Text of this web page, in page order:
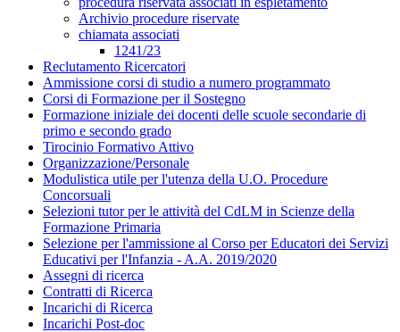
Archivio procedure riservate
chiamata associati
1241/23
Reclutamento Ricercatori
Ammissione corsi di studio a numero programmato
Corsi di Formazione per il Sostegno
Formazione iniziale dei docenti delle scuole secondarie di
primo e secondo grado
Tirocinio Formativo Attivo
Organizzazione/Personale
Modulistica utile per l'utenza della U.O. Procedure
Concorsuali
Selezioni tutor per le attività del CdLM in Scienze della
Formazione Primaria
Selezione per l'ammissione al Corso per Educatori dei Servizi
Educativi per l'Infanzia - A.A. 2019/2020
Assegni di ricerca
Contratti di Ricerca
Incarichi di Ricerca
Incarichi Post-doc